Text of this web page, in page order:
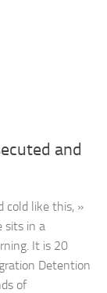
and
cold like this, »
sits in a
It is 20
Detention
of